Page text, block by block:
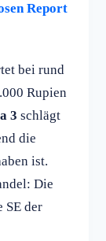
Report
bei rund
Rupien
3 schlägt
die
ist.
Die
SE der